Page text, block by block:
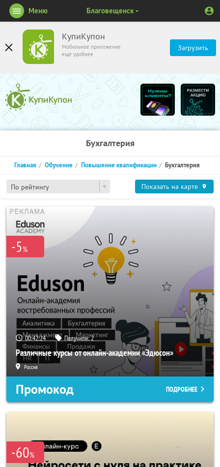
КупиКупон
Мобильное приложение
ещё удобнее
Загрузить
Меню Благовещенск
Бухгалтерия
По рейтингу
Главная Обучение Повышение квалификации Бухгалтерия
Показать на карте
-5%
00:42:24 Получили:2
Различные курсы от онлайн-академии «Эдюсон»
Россия
Промокод ПОДРОБНЕЕ
-60%